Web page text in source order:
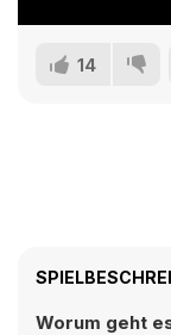
14
Worum geht